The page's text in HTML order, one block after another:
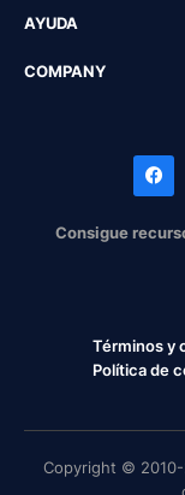
AYUDA
COMPANY
Consigue
Términos y
Política de
Copyright © 2010-